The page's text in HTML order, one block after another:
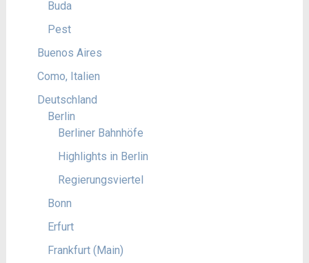
Buda
Pest
Buenos Aires
Como, Italien
Deutschland
Berlin
Berliner Bahnhöfe
Highlights in Berlin
Regierungsviertel
Bonn
Erfurt
Frankfurt (Main)